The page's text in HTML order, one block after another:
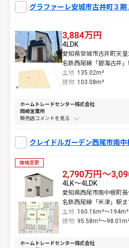
グラファーレ安城市古井町３期
3,884万円
愛知県安城市古井町天皇
名鉄西尾線「碧海古井
土地 135.02m²
4LDK
建物 103.08m²
ホームトレードセンター株式会社
岡崎営業所
販売店コメントを
クレイドルガーデン西尾市南中
価格変更
2,790万円～
愛知県西尾市南中根町長
名鉄西尾線「米津」駅
土地 160.16m²～194m²
4LK～4LDK
建物 95.58m²～
ホームトレードセンター株式会社